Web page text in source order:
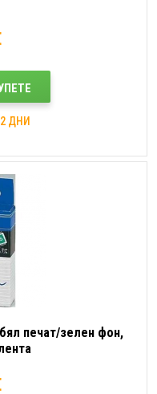
ДНИ
печат/зелен фон,